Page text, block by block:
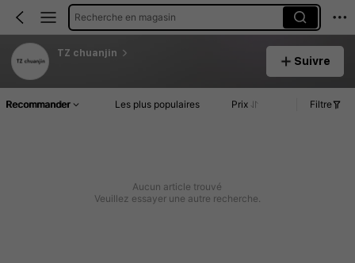
Recherche en magasin
TZ chuanjin
Suivre
Recommander Les plus populaires Prix Filtre
Aucun article trouvé
Veuillez essayer une autre recherche.